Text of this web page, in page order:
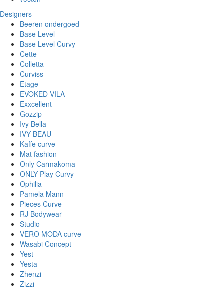
Designers
Beeren ondergoed
Base Level
Base Level Curvy
Cette
Colletta
Curviss
Etage
EVOKED VILA
Exxcellent
Gozzip
Ivy Bella
IVY BEAU
Kaffe curve
Mat fashion
Only Carmakoma
ONLY Play Curvy
Ophilia
Pamela Mann
Pieces Curve
RJ Bodywear
Studio
VERO MODA curve
Wasabi Concept
Yest
Yesta
Zhenzi
Zizzi